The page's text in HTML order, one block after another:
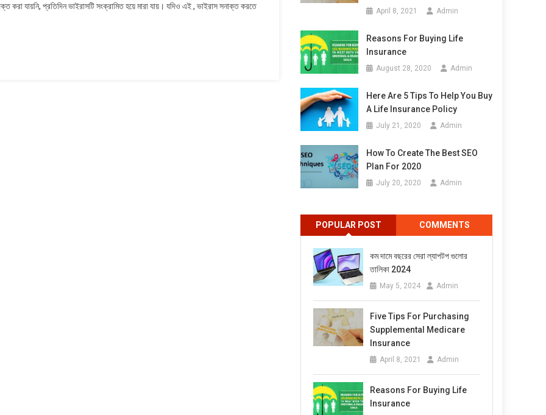
যায়নি, প্রতিদিন ভাইরাসটি সংক্রামিত হয়ে মারা যায়। যদিও এই , ভাইরাস সনাক্ত করতে
April 8, 2021 Admin
Reasons For Buying Life
Insurance
August 28, 2020 Admin
Here Are 5 Tips To Help You Buy
A Life Insurance Policy
July 21, 2020 Admin
How To Create The Best SEO
Plan For 2020
July 20, 2020 Admin
POPULAR POST COMMENTS
কম দামে বছরের সেরা ল্যাপটপ গুলোর
তালিকা 2024
May 5, 2024 Admin
Five Tips For Purchasing
Supplemental Medicare
Insurance
April 8, 2021 Admin
Reasons For Buying Life
Insurance